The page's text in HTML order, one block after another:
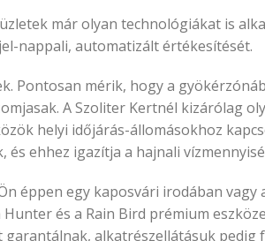
már olyan technológiákat is
nappali, automatizált értékesítését.
Pontosan mérik, hogy a
A Szoliter Kertnél kizárólag
helyi időjárás-állomásokhoz
ehhez igazítja a hajnali
éppen egy kaposvári irodában
és a Rain Bird prémium
alkatrészellátásuk